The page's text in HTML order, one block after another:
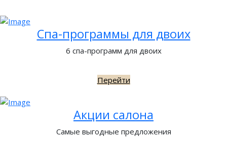
Спа-программы для двоих
6 спа-программ для двоих
Перейти
Акции салона
Самые выгодные предложения